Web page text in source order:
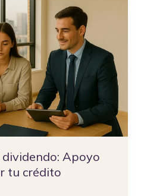
Apoyo
tu crédito